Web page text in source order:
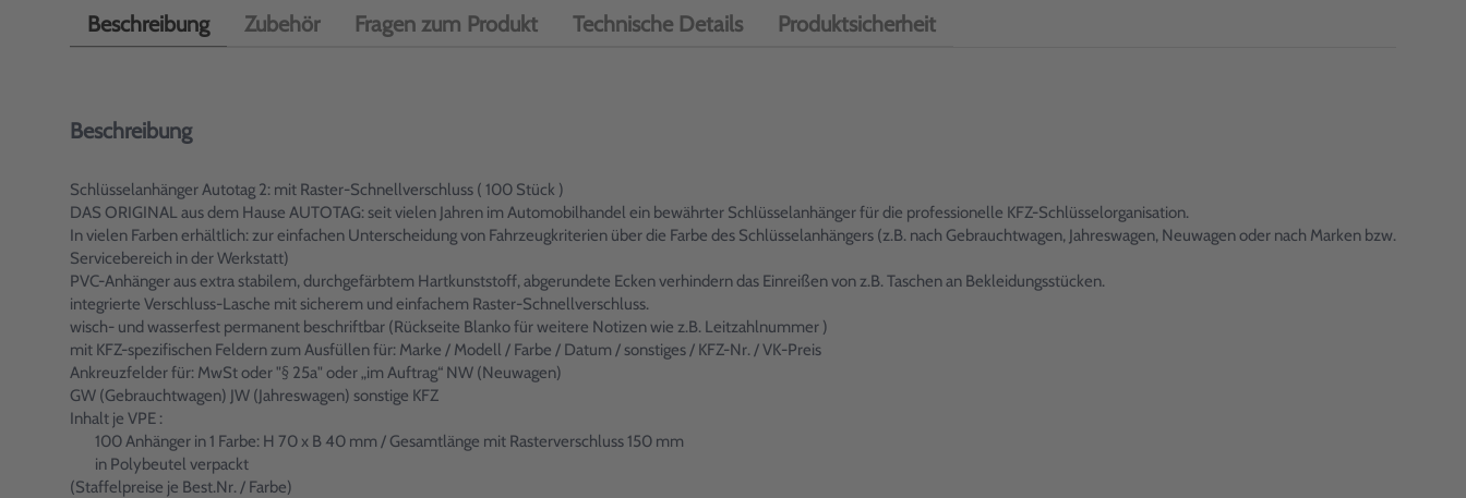
Beschreibung Zubehör Fragen zum Produkt Technische Details Produktsicherheit
Beschreibung
Schlüsselanhänger Autotag 2: mit Raster-Schnellverschluss ( 100 Stück )
DAS ORIGINAL aus dem Hause AUTOTAG: seit vielen Jahren im Automobilhandel ein bewährter Schlüsselanhänger für die professionelle KFZ-Schlüsselorganisation.
In vielen Farben erhältlich: zur einfachen Unterscheidung von Fahrzeugkriterien über die Farbe des Schlüsselanhängers (z.B. nach Gebrauchtwagen, Jahreswagen, Neuwagen oder nach Marken bzw.
Servicebereich in der Werkstatt)
PVC-Anhänger aus extra stabilem, durchgefärbtem Hartkunststoff, abgerundete Ecken verhindern das Einreißen von z.B. Taschen an Bekleidungsstücken.
integrierte Verschluss-Lasche mit sicherem und einfachem Raster-Schnellverschluss.
wisch- und wasserfest permanent beschriftbar (Rückseite Blanko für weitere Notizen wie z.B. Leitzahlnummer )
mit KFZ-spezifischen Feldern zum Ausfüllen für: Marke / Modell / Farbe / Datum / sonstiges / KFZ-Nr. / VK-Preis
Ankreuzfelder für: MwSt oder "§ 25a" oder „im Auftrag“ NW (Neuwagen)
GW (Gebrauchtwagen) JW (Jahreswagen) sonstige KFZ
Inhalt je VPE :
100 Anhänger in 1 Farbe: H 70 x B 40 mm / Gesamtlänge mit Rasterverschluss 150 mm
in Polybeutel verpackt
(Staffelpreise je Best.Nr. / Farbe)